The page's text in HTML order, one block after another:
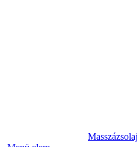
Masszázsolaj